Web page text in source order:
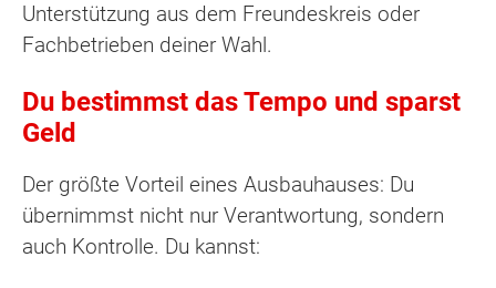
Unterstützung aus dem Freundeskreis oder
Fachbetrieben deiner Wahl.
Du bestimmst das Tempo und sparst
Geld
Der größte Vorteil eines Ausbauhauses: Du
übernimmst nicht nur Verantwortung, sondern
auch Kontrolle. Du kannst: